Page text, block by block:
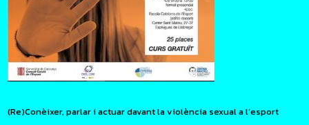
(Re)Conèixer, parlar i actuar davant la violència sexual a l’esport